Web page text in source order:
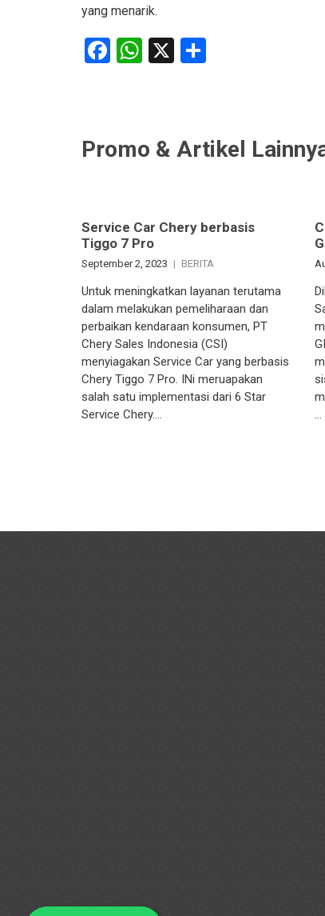
yang menarik.
Facebook
WhatsApp
X
Promo & Artikel
Service Car Chery berbasis
Tiggo 7 Pro
September 2, 2023 BERITA
Untuk meningkatkan layanan terutama
dalam melakukan pemeliharaan dan
perbaikan kendaraan konsumen, PT
Chery Sales Indonesia (CSI)
menyiagakan Service Car yang berbasis
Chery Tiggo 7 Pro. INi meruapakan
salah satu implementasi dari 6 Star
Service Chery….
…